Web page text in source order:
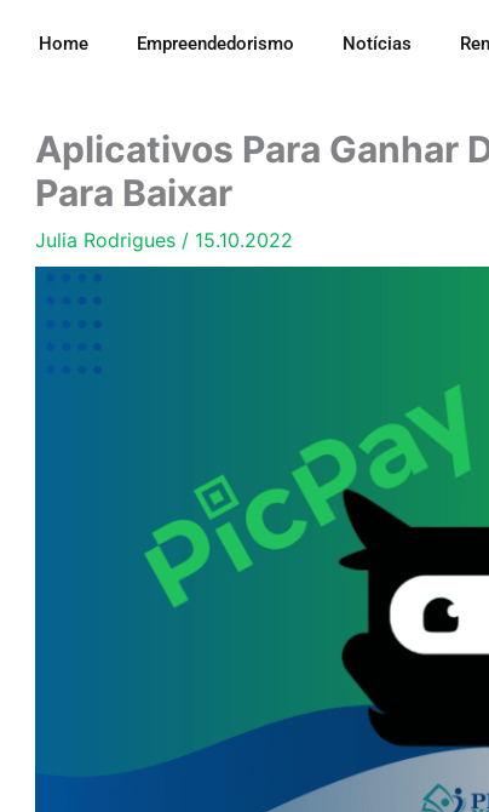
Home Empreendedorismo Notícias
Aplicativos Para Ganhar
Para Baixar
Julia Rodrigues / 15.10.2022